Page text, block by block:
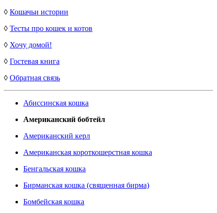
◊ Кошачьи истории
◊ Тесты про кошек и котов
◊ Хочу домой!
◊ Гостевая книга
◊ Обратная связь
Абиссинская кошка
Американский бобтейл
Американский керл
Американская короткошерстная кошка
Бенгальская кошка
Бирманская кошка (священная бирма)
Бомбейская кошка